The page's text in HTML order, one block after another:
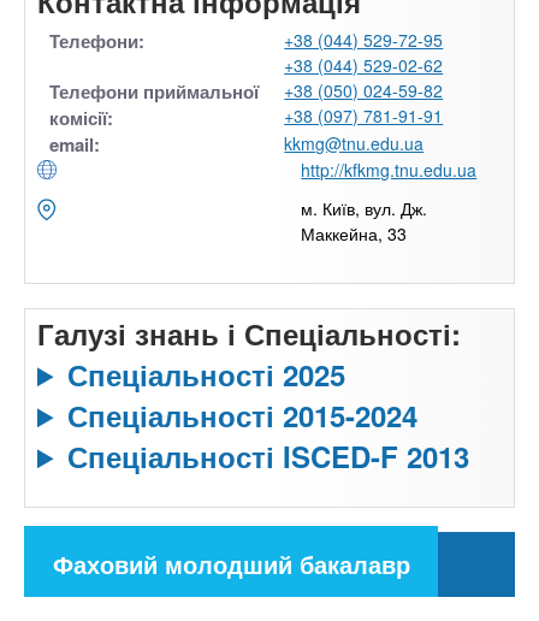
Телефони:
+38 (044) 529-72-95
+38 (044) 529-02-62
Телефони приймальної
комісії:
+38 (050) 024-59-82
+38 (097) 781-91-91
email:
kkmg@tnu.edu.ua
http://kfkmg.tnu.edu.ua
м. Київ, вул. Дж.
Маккейна, 33
Галузі знань і Спеціальності:
Спеціальності 2025
Спеціальності 2015-2024
Спеціальності ISCED-F 2013
Фаховий молодший бакалавр
(